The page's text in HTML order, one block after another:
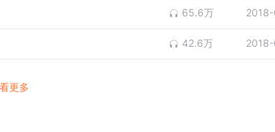
65.6万
42.6万
更多